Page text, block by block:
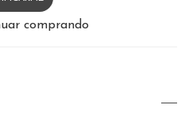
comprando